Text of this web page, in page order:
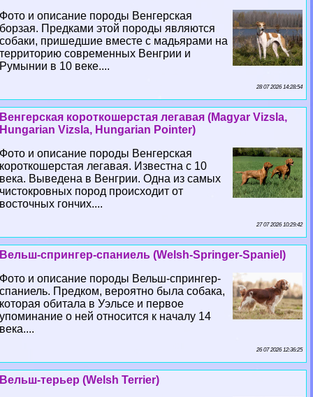
Фото и описание породы Венгерская
борзая. Предками этой породы являются
собаки, пришедшие вместе с мадьярами на
территорию современных Венгрии и
Румынии в 10 веке....
28 07 2026 14:28:54
Венгерская короткошерстая легавая (Magyar Vizsla,
Hungarian Vizsla, Hungarian Pointer)
Фото и описание породы Венгерская
короткошерстая легавая. Известна с 10
века. Выведена в Венгрии. Одна из самых
чистокровных пород происходит от
восточных гончих....
27 07 2026 10:29:42
Вельш-спрингер-спаниель (Welsh-Springer-Spaniel)
Фото и описание породы Вельш-спрингер-
спаниель. Предком, вероятно была собака,
которая обитала в Уэльсе и первое
упоминание о ней относится к началу 14
века....
26 07 2026 12:36:25
Вельш-терьер (Welsh Terrier)